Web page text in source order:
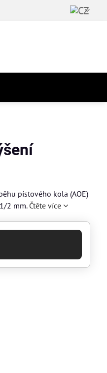
pístového kola (AOE)
2 mm. Čtěte více